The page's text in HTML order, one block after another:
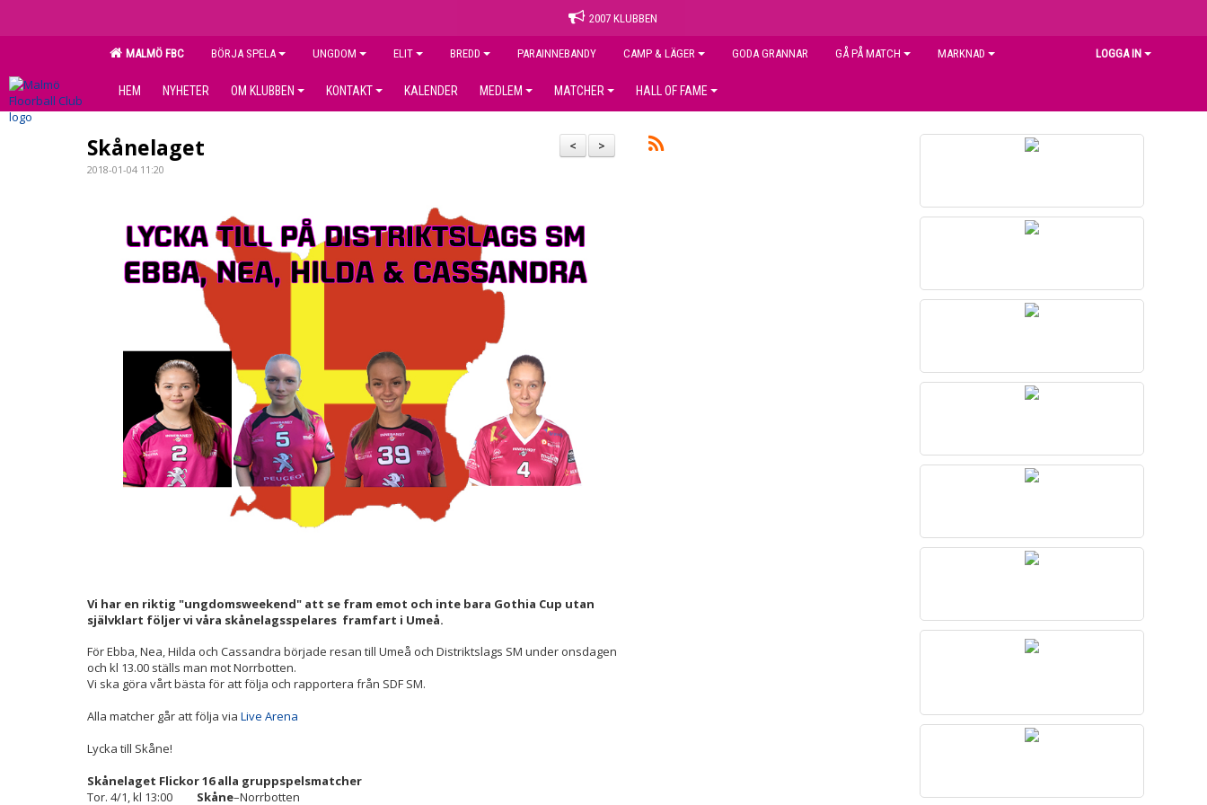
2007 KLUBBEN
MALMÖ FBC BÖRJA SPELA UNGDOM ELIT BREDD PARAINNEBANDY CAMP & LÄGER GODA GRANNAR GÅ PÅ MATCH MARKNAD LOGGA IN
HEM NYHETER OM KLUBBEN KONTAKT KALENDER MEDLEM MATCHER HALL OF FAME
>
<
Skånelaget
2018-01-04 11:20
Vi har en riktig "ungdomsweekend" att se fram emot och inte bara Gothia Cup utan
självklart följer vi våra skånelagsspelares framfart i Umeå.
För Ebba, Nea, Hilda och Cassandra började resan till Umeå och Distriktslags SM under onsdagen
och kl 13.00 ställs man mot Norrbotten.
Vi ska göra vårt bästa för att följa och rapportera från SDF SM.
Alla matcher går att följa via Live Arena
Lycka till Skåne!
Skånelaget Flickor 16 alla gruppspelsmatcher
Tor. 4/1, kl 13:00 Skåne–Norrbotten